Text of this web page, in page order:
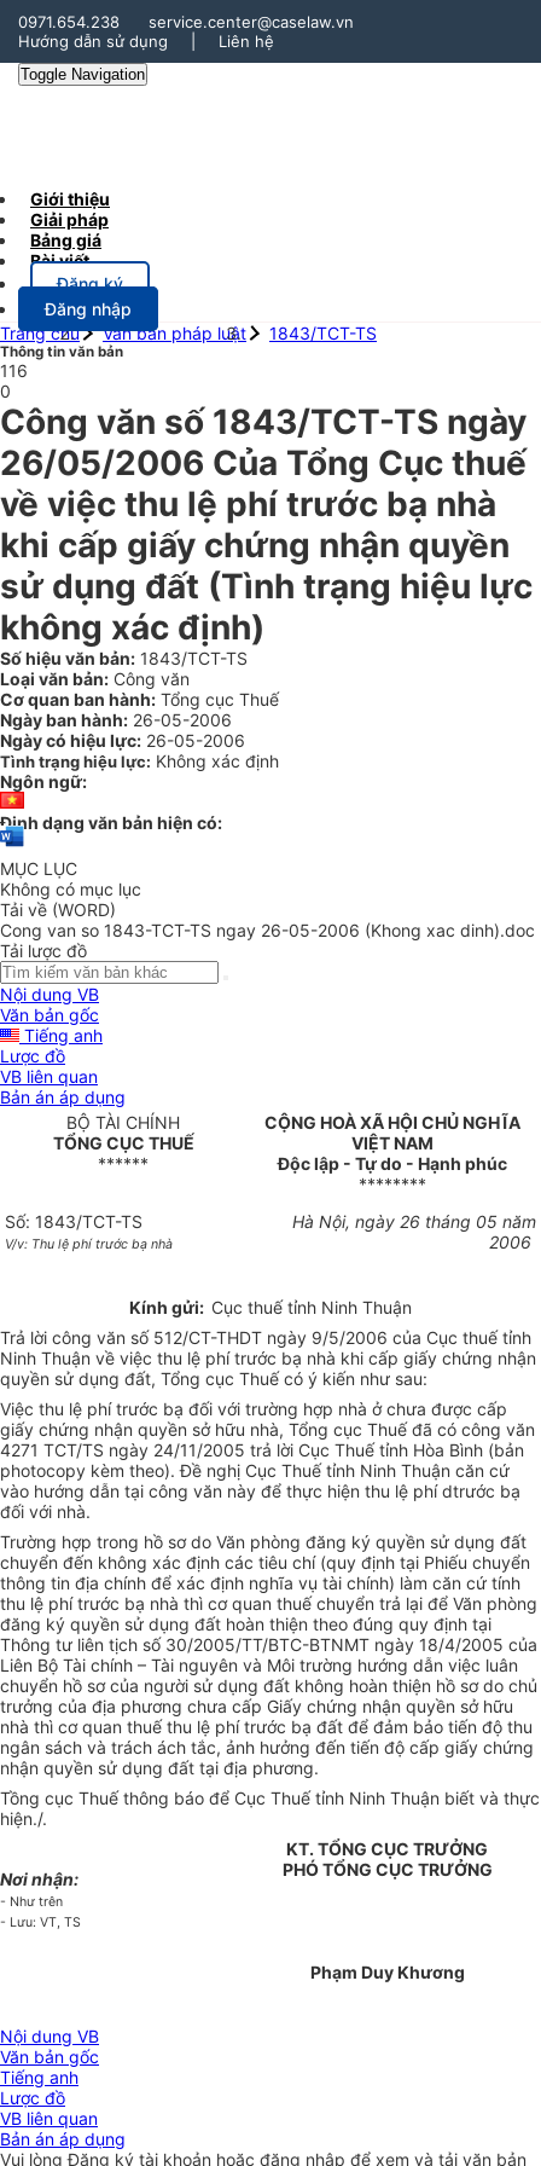
0971.654.238
service.center@caselaw.vn
Hướng dẫn sử dụng
Liên hệ
Toggle Navigation
Giới thiệu
Giải pháp
Bảng giá
Bài viết
Đăng ký
Đăng nhập
Trang chủ
Văn bản pháp luật 1843/TCT-TS
Thông tin văn bản
116
0
Công văn số 1843/TCT-TS ngày
26/05/2006 Của Tổng Cục thuế
về việc thu lệ phí trước bạ nhà
khi cấp giấy chứng nhận quyền
sử dụng đất (Tình trạng hiệu lực
không xác định)
Số hiệu văn bản: 1843/TCT-TS
Loại văn bản: Công văn
Cơ quan ban hành: Tổng cục Thuế
Ngày ban hành: 26-05-2006
Ngày có hiệu lực: 26-05-2006
Tình trạng hiệu lực: Không xác định
Ngôn ngữ:
Định dạng văn bản hiện có:
MỤC LỤC
Không có mục lục
Tải về (WORD)
Cong van so 1843-TCT-TS ngay 26-05-2006 (Khong xac dinh).doc
Tải lược đồ
Nội dung VB
Văn bản gốc
Tiếng anh
Lược đồ
VB liên quan
Bản án áp dụng
BỘ TÀI CHÍNH
TỔNG CỤC THUẾ
******
CỘNG HOÀ XÃ HỘI CHỦ NGHĨA
VIỆT NAM
Độc lập - Tự do - Hạnh phúc
********
Số: 1843/TCT-TS
V/v: Thu lệ phí trước bạ nhà
Hà Nội, ngày 26 tháng 05 năm
2006
Kính gửi: Cục thuế tỉnh Ninh Thuận
Trả lời công văn số 512/CT-THDT ngày 9/5/2006 của Cục thuế tỉnh
Ninh Thuận về việc thu lệ phí trước bạ nhà khi cấp giấy chứng nhận
quyền sử dụng đất, Tổng cục Thuế có ý kiến như sau:
Việc thu lệ phí trước bạ đối với trường hợp nhà ở chưa được cấp
giấy chứng nhận quyền sở hữu nhà, Tổng cục Thuế đã có công văn
4271 TCT/TS ngày 24/11/2005 trả lời Cục Thuế tỉnh Hòa Bình (bản
photocopy kèm theo). Đề nghị Cục Thuế tỉnh Ninh Thuận căn cứ
vào hướng dẫn tại công văn này để thực hiện thu lệ phí dtrước bạ
đối với nhà.
Trường hợp trong hồ sơ do Văn phòng đăng ký quyền sử dụng đất
chuyển đến không xác định các tiêu chí (quy định tại Phiếu chuyển
thông tin địa chính để xác định nghĩa vụ tài chính) làm căn cứ tính
thu lệ phí trước bạ nhà thì cơ quan thuế chuyển trả lại để Văn phòng
đăng ký quyền sử dụng đất hoàn thiện theo đúng quy định tại
Thông tư liên tịch số 30/2005/TT/BTC-BTNMT ngày 18/4/2005 của
Liên Bộ Tài chính – Tài nguyên và Môi trường hướng dẫn việc luân
chuyển hồ sơ của người sử dụng đất không hoàn thiện hồ sơ do chủ
trưởng của địa phương chưa cấp Giấy chứng nhận quyền sở hữu
nhà thì cơ quan thuế thu lệ phí trước bạ đất để đảm bảo tiến độ thu
ngân sách và trách ách tắc, ảnh hưởng đến tiến độ cấp giấy chứng
nhận quyền sử dụng đất tại địa phương.
Tồng cục Thuế thông báo để Cục Thuế tỉnh Ninh Thuận biết và thực
hiện./.
Nơi nhận:
- Như trên
- Lưu: VT, TS
KT. TỔNG CỤC TRƯỞNG
PHÓ TỔNG CỤC TRƯỞNG
Phạm Duy Khương
Nội dung VB
Văn bản gốc
Tiếng anh
Lược đồ
VB liên quan
Bản án áp dụng
Vui lòngĐăng ký tài khoản hoặc đăng nhập để xem và tải văn bản